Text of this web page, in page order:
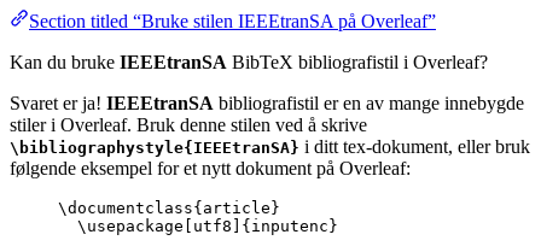
Section titled “Bruke stilen IEEEtranSA på Overleaf”
Kan du bruke IEEEtranSA BibTeX bibliografistil i Overleaf?
Svaret er ja! IEEEtranSA bibliografistil er en av mange innebygde
stiler i Overleaf. Bruk denne stilen ved å skrive
\bibliographystyle{IEEEtranSA} i ditt tex-dokument, eller bruk
følgende eksempel for et nytt dokument på Overleaf:
\documentclass{ article }
\usepackage
utf8 ]{ inputenc }